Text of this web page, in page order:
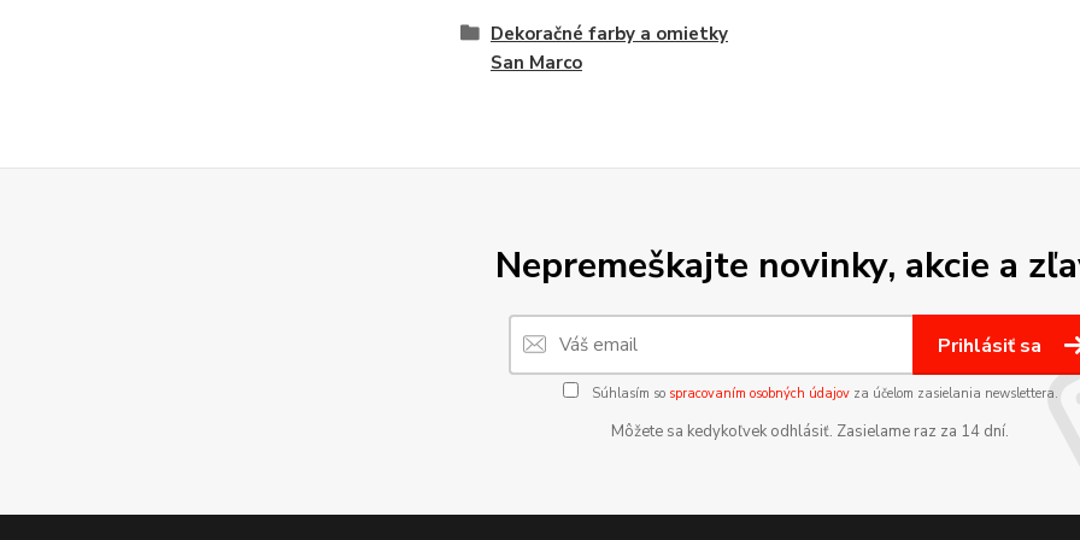
Dekoračné farby a omietky
San Marco
Nepremeškajte novinky, akcie a
Prihlásiť sa
Súhlasím so spracovaním osobných údajovza účelom zasielania newslettera.
Môžete sa kedykoľvek odhlásiť. Zasielame raz za 14 dní.